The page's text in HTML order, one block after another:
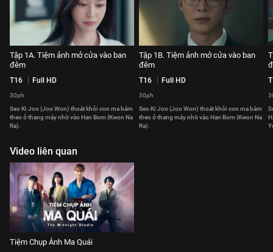
Tập 1A. Tiệm ảnh mở cửa vào ban
đêm
T16 Full HD
30ph
Seo Ki Joo (Joo Won) thoát khỏi con ma bám
theo ở thang máy nhờ vào Han Bom (Kwon Na
Ra).
Tập 1B. Tiệm ảnh mở cửa vào ban
đêm
T16 Full HD
30ph
Seo Ki Joo (Joo Won) thoát khỏi con ma bám
theo ở thang máy nhờ vào Han Bom (Kwon Na
Ra).
Video liên quan
Tiệm Chụp Ảnh Ma Quái